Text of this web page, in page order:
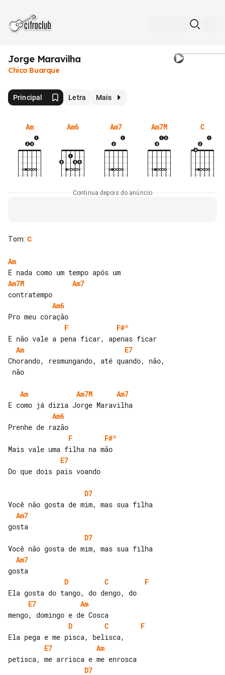
Jorge Maravilha
Chico Buarque
Principal Letra Mais
Am Am6 Am7 Am7M C
Continua depois do anúncio
Tom: C
Am
Am7M
Am7
Am6
F
F#º
Am
E7
Chorando, resmungando, até quando, não,
Am Am7M
Am7
Am6
F
F#º
E7
Do que dois pais voando
D7
Am7
D7
Am7
D
C
F
E7
Am
D
C
F
E7
Am
D7